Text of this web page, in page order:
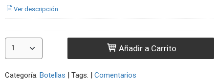
Ver descripción
Añadir a Carrito
Categoría: Botellas | Tags: | Comentarios